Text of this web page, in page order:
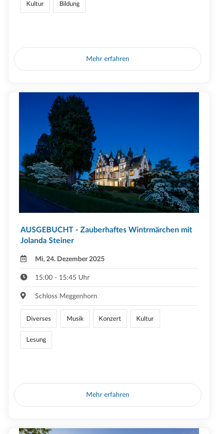
Kultur Bildung
Mehr erfahren
AUSGEBUCHT - Zauberhaftes Wintrmärchen mit
Jolanda Steiner
Mi, 24. Dezember 2025
15:00 - 15:45 Uhr
Schloss Meggenhorn
Diverses Musik Konzert Kultur
Lesung
Mehr erfahren